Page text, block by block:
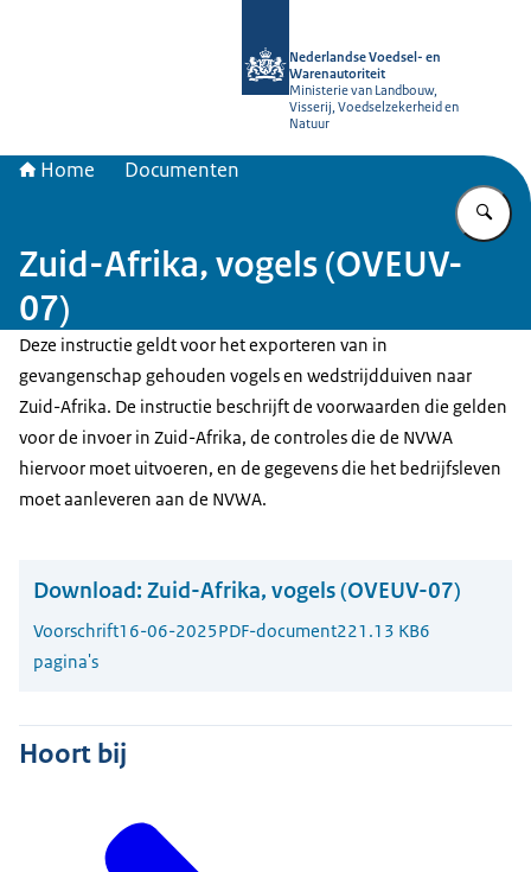
Nederlandse Voedsel- en
Warenautoriteit
Ministerie van Landbouw,
Visserij, Voedselzekerheid en
Natuur
Home Documenten
Zuid-Afrika, vogels (OVEUV-
07)
Deze instructie geldt voor het exporteren van in
gevangenschap gehouden vogels en wedstrijdduiven naar
Zuid-Afrika. De instructie beschrijft de voorwaarden die gelden
voor de invoer in Zuid-Afrika, de controles die de NVWA
hiervoor moet uitvoeren, en de gegevens die het bedrijfsleven
moet aanleveren aan de NVWA.
Download: Zuid-Afrika, vogels (OVEUV-07)
Voorschrift16-06-2025PDF-document221.13 KB6
pagina's
Hoort bij